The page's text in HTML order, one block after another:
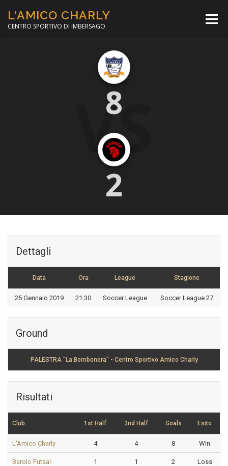
contenuto
L'AMICO CHARLY
CENTRO SPORTIVO DI IMBERSAGO
Menù
CORSO CALCIO A 5
MINIBASKET
VS
8
2
Dettagli
Data Ora League Stagione
25 Gennaio 2019 21:30 Soccer League Soccer League 27
Ground
PALESTRA "La Bombonera" - Centro Sportivo Amico Charly
Risultati
Club 1st Half 2nd Half Goals Esito
L'Amico Charly 4 4 8 Win
Barolo Futsal 1 1 2 Loss